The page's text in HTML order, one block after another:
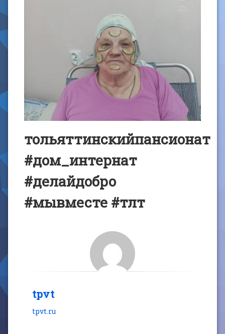
тольяттинскийпансионат
#дом_интернат
#делайдобро
#мывместе #тлт
tpvt
tpvt.ru